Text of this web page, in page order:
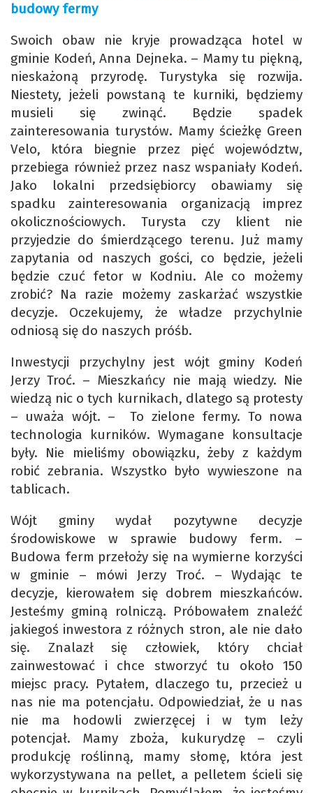
budowy fermy
Swoich obaw nie kryje prowadząca hotel w
gminie Kodeń, Anna Dejneka. – Mamy tu piękną,
nieskażoną przyrodę. Turystyka się rozwija.
Niestety, jeżeli powstaną te kurniki, będziemy
musieli się zwinąć. Będzie spadek
zainteresowania turystów. Mamy ścieżkę Green
Velo, która biegnie przez pięć województw,
przebiega również przez nasz wspaniały Kodeń.
Jako lokalni przedsiębiorcy obawiamy się
spadku zainteresowania organizacją imprez
okolicznościowych. Turysta czy klient nie
przyjedzie do śmierdzącego terenu. Już mamy
zapytania od naszych gości, co będzie, jeżeli
będzie czuć fetor w Kodniu. Ale co możemy
zrobić? Na razie możemy zaskarżać wszystkie
decyzje. Oczekujemy, że władze przychylnie
odniosą się do naszych próśb.
Inwestycji przychylny jest wójt gminy Kodeń
Jerzy Troć. – Mieszkańcy nie mają wiedzy. Nie
wiedzą nic o tych kurnikach, dlatego są protesty
– uważa wójt. – To zielone fermy. To nowa
technologia kurników. Wymagane konsultacje
były. Nie mieliśmy obowiązku, żeby z każdym
robić zebrania. Wszystko było wywieszone na
tablicach.
Wójt gminy wydał pozytywne decyzje
środowiskowe w sprawie budowy ferm. –
Budowa ferm przełoży się na wymierne korzyści
w gminie – mówi Jerzy Troć. – Wydając te
decyzje, kierowałem się dobrem mieszkańców.
Jesteśmy gminą rolniczą. Próbowałem znaleźć
jakiegoś inwestora z różnych stron, ale nie dało
się. Znalazł się człowiek, który chciał
zainwestować i chce stworzyć tu około 150
miejsc pracy. Pytałem, dlaczego tu, przecież u
nas nie ma potencjału. Odpowiedział, że u nas
nie ma hodowli zwierzęcej i w tym leży
potencjał. Mamy zboża, kukurydzę – czyli
produkcję roślinną, mamy słomę, która jest
wykorzystywana na pellet, a pelletem ścieli się